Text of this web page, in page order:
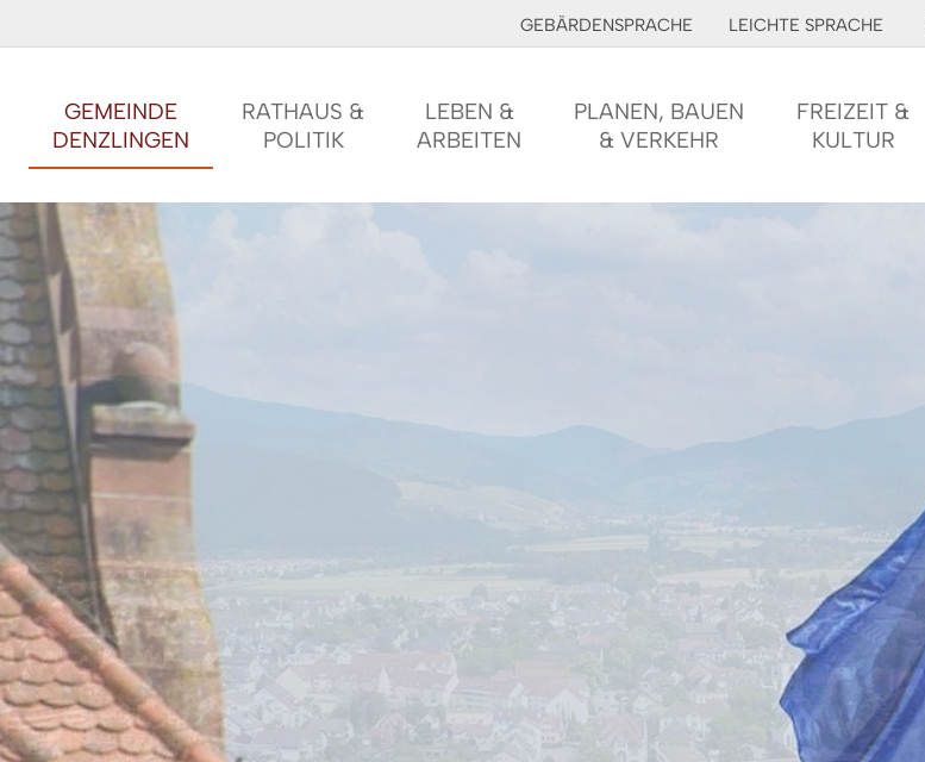
GEBÄRDENSPRACHE LEICHTE SPRACHE
GEMEINDE
DENZLINGEN
RATHAUS &
POLITIK
LEBEN &
ARBEITEN
PLANEN, BAUEN
& VERKEHR
FREIZEIT &
KULTUR